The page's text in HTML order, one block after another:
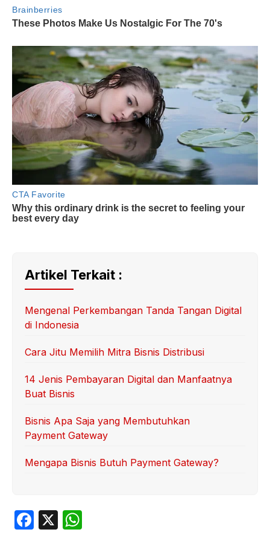
Artikel Terkait :
Mengenal Perkembangan Tanda Tangan Digital
di Indonesia
Cara Jitu Memilih Mitra Bisnis Distribusi
14 Jenis Pembayaran Digital dan Manfaatnya
Buat Bisnis
Bisnis Apa Saja yang Membutuhkan
Payment Gateway
Mengapa Bisnis Butuh Payment Gateway?
F
X